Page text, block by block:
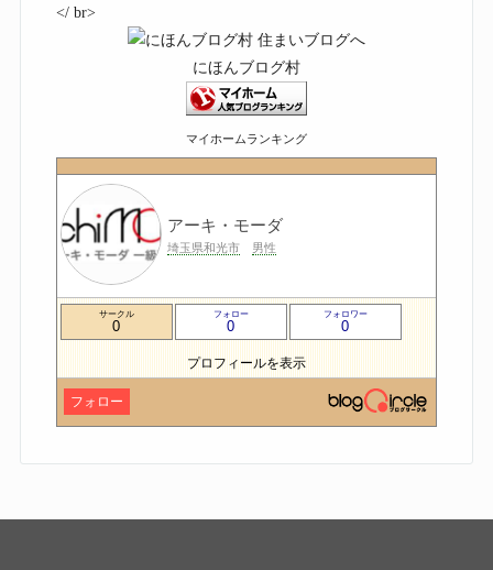
</ br>
にほんブログ村
マイホームランキング
アーキ・モーダ
埼玉県和光市 男性
サークル
0
フォロー
0
フォロワー
0
プロフィールを表示
フォロー